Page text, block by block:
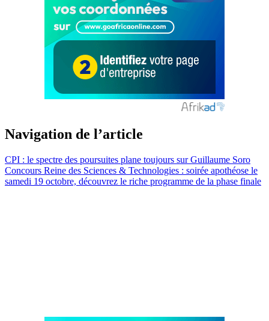
Navigation de l’article
CPI : le spectre des poursuites plane toujours sur Guillaume Soro
Concours Reine des Sciences & Technologies : soirée apothéose le
samedi 19 octobre, découvrez le riche programme de la phase finale